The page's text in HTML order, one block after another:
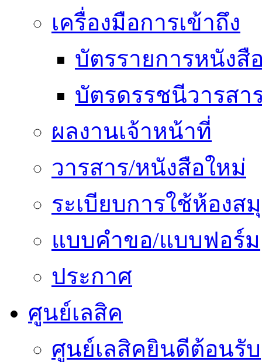
เครื่องมือการเข้าถึง
บัตรรายการหนังสื
บัตรดรรชนีวารสา
ผลงานเจ้าหน้าที่
วารสาร/หนังสือใหม่
ระเบียบการใช้ห้องส
แบบคำขอ/แบบฟอร์ม
ประกาศ
ศูนย์เลสิค
ศูนย์เลสิคยินดีต้อนรับ